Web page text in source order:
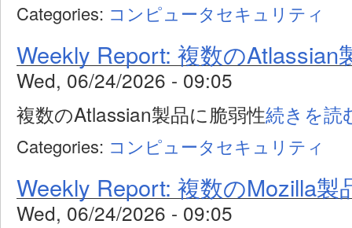
Categories: コンピュータセキュリティ
Weekly Report: 複数のAtlassian
Wed, 06/24/2026 - 09:05
複数のAtlassian製品に脆弱性続きを読
Categories: コンピュータセキュリティ
Weekly Report: 複数のMozilla製
Wed, 06/24/2026 - 09:05